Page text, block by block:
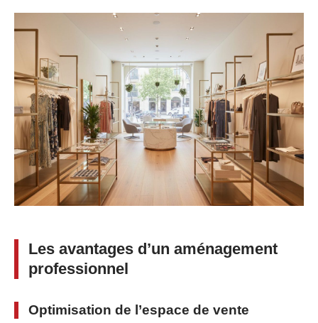
Les avantages d’un aménagement
professionnel
Optimisation de l’espace de vente